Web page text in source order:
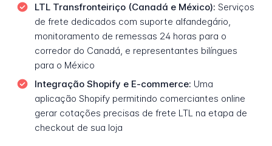
LTL Transfronteiriço (Canadá e México): Serviços
de frete dedicados com suporte alfandegário,
monitoramento de remessas 24 horas para o
corredor do Canadá, e representantes bilíngues
para o México
Integração Shopify e E-commerce: Uma
aplicação Shopify permitindo comerciantes online
gerar cotações precisas de frete LTL na etapa de
checkout de sua loja